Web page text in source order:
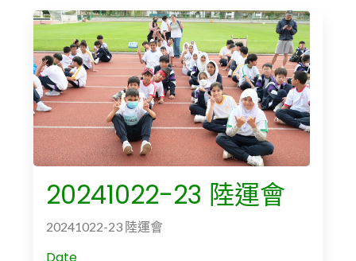
20241022-23 陸運會
20241022-23 陸運會
Date